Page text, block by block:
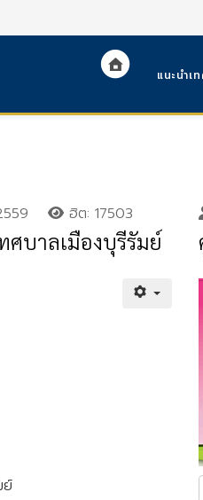
แนะนำเ
ฮิต: 17503
บาลเมืองบุรีรัมย์
ย์